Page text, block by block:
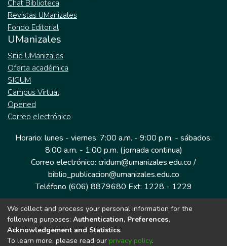
Chat Biblioteca
Revistas UManizales
Fondo Editorial
UManizales
Sitio UManizales
Oferta académica
SIGUM
Campus Virtual
Opened
Correo electrónico
Horario: lunes - viernes: 7:00 a.m. - 9:00 p.m. - sábados:
8:00 a.m. - 1:00 p.m. (jornada continua)
Correo electrónico: cridum@umanizales.edu.co /
biblio_publicacion@umanizales.edu.co
Teléfono (606) 8879680 Ext: 1228 - 1229
Dirección: Cra 9 a # 19-03 Edificio histórico, piso 1
Manizales, Caldas
Colombia.
We collect and process your personal information for the
following purposes: Authentication, Preferences,
Acknowledgement and Statistics.
To learn more, please read our privacy policy.